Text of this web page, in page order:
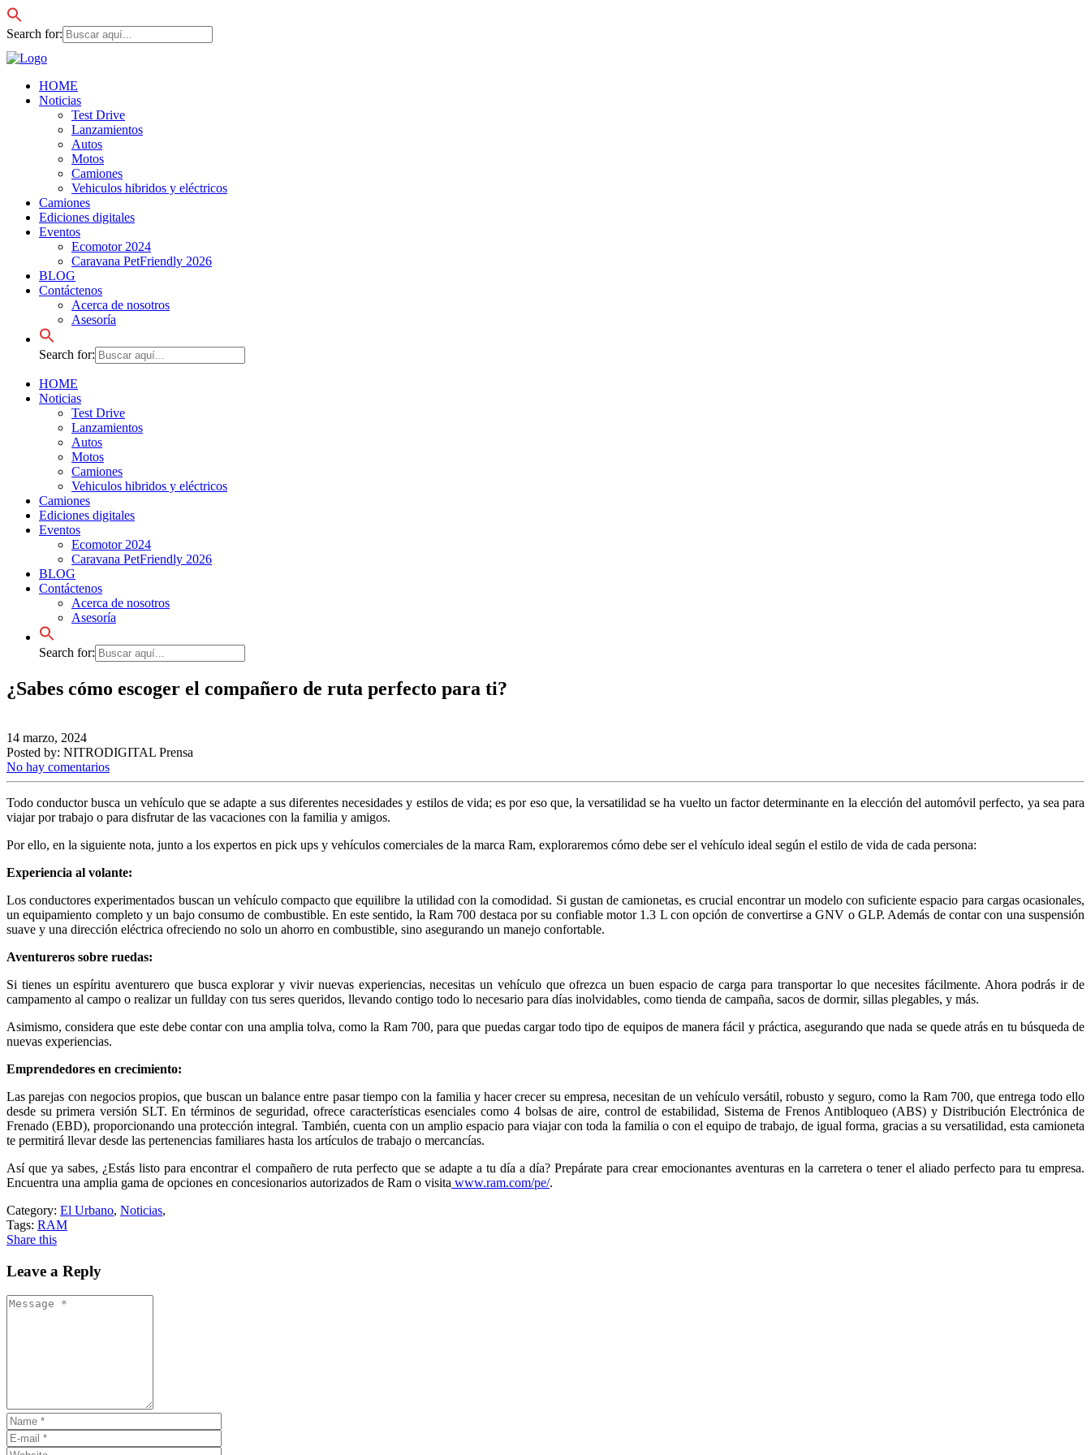
Search for:
HOME
Noticias
Test Drive
Lanzamientos
Autos
Motos
Camiones
Vehiculos hibridos y eléctricos
Camiones
Ediciones digitales
Eventos
Ecomotor 2024
Caravana PetFriendly 2026
BLOG
Contáctenos
Acerca de nosotros
Asesoría
Search for:
HOME
Noticias
Test Drive
Lanzamientos
Autos
Motos
Camiones
Vehiculos hibridos y eléctricos
Camiones
Ediciones digitales
Eventos
Ecomotor 2024
Caravana PetFriendly 2026
BLOG
Contáctenos
Acerca de nosotros
Asesoría
Search for:
¿Sabes cómo escoger el compañero de ruta perfecto para ti?
14 marzo, 2024
Posted by: NITRODIGITAL Prensa
No hay comentarios
Todo conductor busca un vehículo que se adapte a sus diferentes necesidades y estilos de vida; es por eso que, la versatilidad se ha vuelto un factor determinante en la elección del automóvil perfecto, ya sea para
viajar por trabajo o para disfrutar de las vacaciones con la familia y amigos.
Por ello, en la siguiente nota, junto a los expertos en pick ups y vehículos comerciales de la marca Ram, exploraremos cómo debe ser el vehículo ideal según el estilo de vida de cada persona:
Experiencia al volante:
Los conductores experimentados buscan un vehículo compacto que equilibre la utilidad con la comodidad. Si gustan de camionetas, es crucial encontrar un modelo con suficiente espacio para cargas ocasionales,
un equipamiento completo y un bajo consumo de combustible. En este sentido, la Ram 700 destaca por su confiable motor 1.3 L con opción de convertirse a GNV o GLP. Además de contar con una suspensión
suave y una dirección eléctrica ofreciendo no solo un ahorro en combustible, sino asegurando un manejo confortable.
Aventureros sobre ruedas:
Si tienes un espíritu aventurero que busca explorar y vivir nuevas experiencias, necesitas un vehículo que ofrezca un buen espacio de carga para transportar lo que necesites fácilmente. Ahora podrás ir de
campamento al campo o realizar un fullday con tus seres queridos, llevando contigo todo lo necesario para días inolvidables, como tienda de campaña, sacos de dormir, sillas plegables, y más.
Asimismo, considera que este debe contar con una amplia tolva, como la Ram 700, para que puedas cargar todo tipo de equipos de manera fácil y práctica, asegurando que nada se quede atrás en tu búsqueda de
nuevas experiencias.
Emprendedores en crecimiento:
Las parejas con negocios propios, que buscan un balance entre pasar tiempo con la familia y hacer crecer su empresa, necesitan de un vehículo versátil, robusto y seguro, como la Ram 700, que entrega todo ello
desde su primera versión SLT. En términos de seguridad, ofrece características esenciales como 4 bolsas de aire, control de estabilidad, Sistema de Frenos Antibloqueo (ABS) y Distribución Electrónica de
Frenado (EBD), proporcionando una protección integral. También, cuenta con un amplio espacio para viajar con toda la familia o con el equipo de trabajo, de igual forma, gracias a su versatilidad, esta camioneta
te permitirá llevar desde las pertenencias familiares hasta los artículos de trabajo o mercancías.
Así que ya sabes, ¿Estás listo para encontrar el compañero de ruta perfecto que se adapte a tu día a día? Prepárate para crear emocionantes aventuras en la carretera o tener el aliado perfecto para tu empresa.
Encuentra una amplia gama de opciones en concesionarios autorizados de Ram o visita www.ram.com/pe/.
Category: El Urbano, Noticias,
Tags: RAM
Share this
Leave a Reply